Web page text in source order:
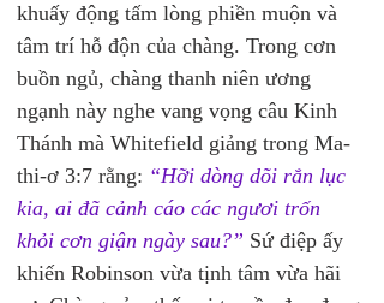
khuấy động tấm lòng phiền muộn và
tâm trí hỗ độn của chàng. Trong cơn
buồn ngủ, chàng thanh niên ương
ngạnh này nghe vang vọng câu Kinh
Thánh mà Whitefield giảng trong Ma-
thi-ơ 3:7 rằng: “Hỡi dòng dõi rắn lục
kia, ai đã cảnh cáo các ngươi trốn
khỏi cơn giận ngày sau?” Sứ điệp ấy
khiến Robinson vừa tịnh tâm vừa hãi